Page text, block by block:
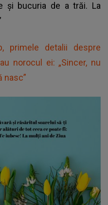
şi bucuria de a trăi. La
primele detalii despre
norocul ei: „Sincer, nu
nasc”